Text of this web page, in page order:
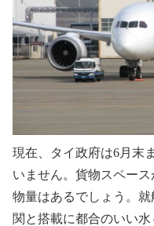
現在、タイ政府は6月末
いません。貨物スペー
物量はあるでしょう。
関と搭載に都合のいい水